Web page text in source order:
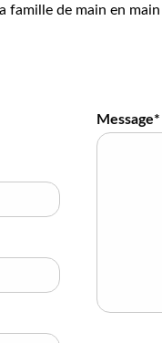
famille de main en
Message*